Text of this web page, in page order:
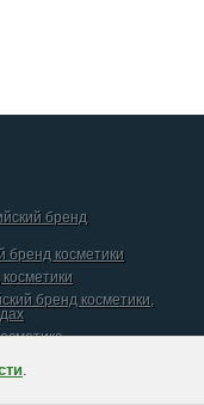
бренд
бренд косметики
бренд косметики,
.